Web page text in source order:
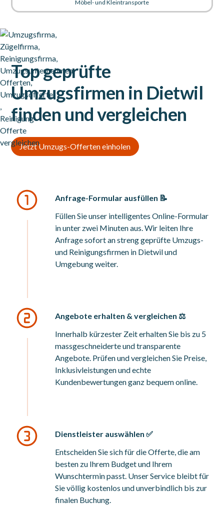
Möbel- und Kleintransporte
Top geprüfte
Umzugsfirmen in Dietwil
finden und vergleichen
Jetzt Umzugs-Offerten einholen
Anfrage-Formular ausfüllen 📝
Füllen Sie unser intelligentes Online-Formular
in unter zwei Minuten aus. Wir leiten Ihre
Anfrage sofort an streng geprüfte Umzugs-
und Reinigungsfirmen in Dietwil und
Umgebung weiter.
Angebote erhalten & vergleichen ⚖️
Innerhalb kürzester Zeit erhalten Sie bis zu 5
massgeschneiderte und transparente
Angebote. Prüfen und vergleichen Sie Preise,
Inklusivleistungen und echte
Kundenbewertungen ganz bequem online.
Dienstleister auswählen ✅
Entscheiden Sie sich für die Offerte, die am
besten zu Ihrem Budget und Ihrem
Wunschtermin passt. Unser Service bleibt für
Sie völlig kostenlos und unverbindlich bis zur
finalen Buchung.